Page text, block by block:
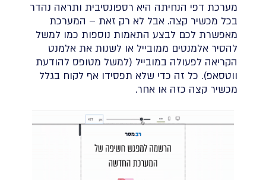
מערכת דפי הנחיתה היא רספונסיבית ותראה נהדר
בכל מכשיר קצה. אבל לא רק זאת – המערכת
מאפשרת לכם לבצע התאמות נוספות כמו למשל
להסיר אלמנטים ממובייל או לשנות את אלמנט
הקריאה לפעולה במובייל (למשל מטופס להודעת
ווטסאפ). כל זה כדי שלא תפסידו אף לקוח בגלל
מכשיר קצה כזה או אחר.